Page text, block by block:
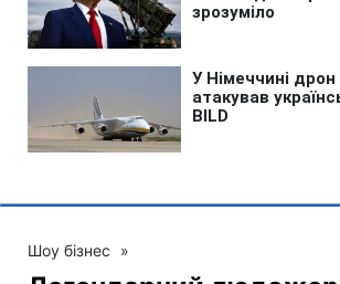
Шоу бізнес »